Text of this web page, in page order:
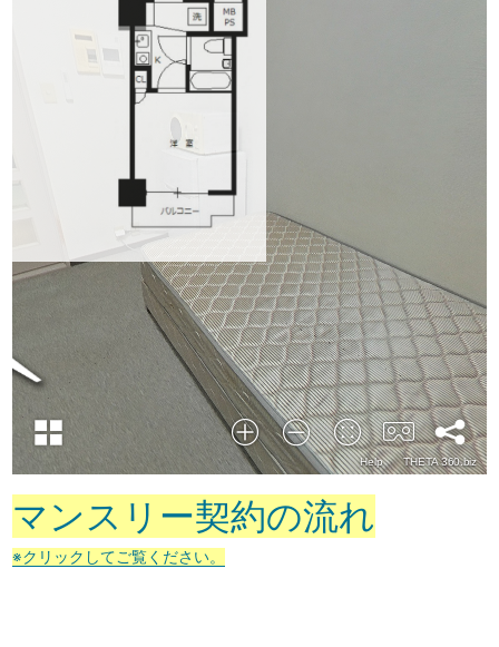
マンスリー契約の流れ
※クリックしてご覧ください。